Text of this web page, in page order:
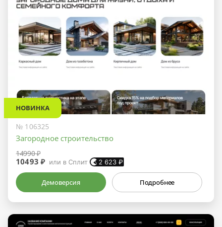
НОВИНКА
№ 106325
Загородное строительство
14990 ₽
10493 ₽ или в Сплит 2 623 ₽
Демоверсия Подробнее